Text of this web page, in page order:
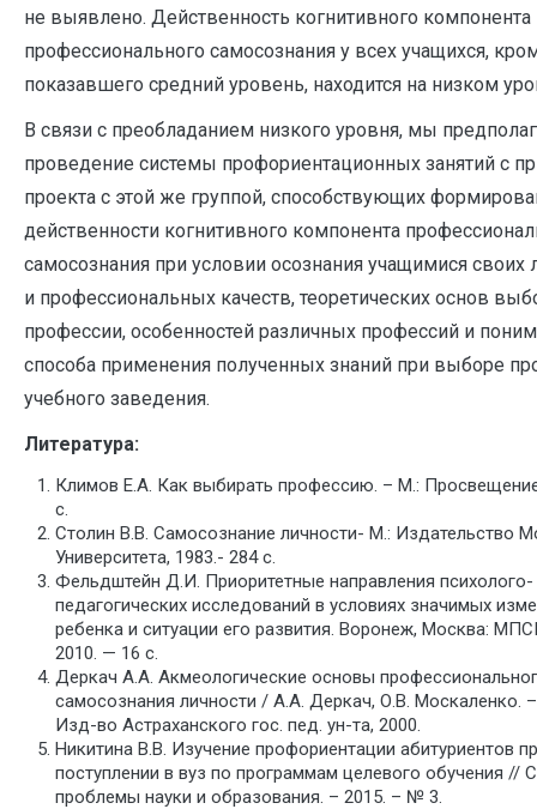
не выявлено. Действенность когнитивного компонента
профессионального самосознания у всех учащихся,
показавшего средний уровень, находится на низком
В связи с преобладанием низкого уровня, мы
проведение системы профориентационных занятий с
проекта с этой же группой, способствующих
действенности когнитивного компонента
самосознания при условии осознания учащимися своих
и профессиональных качеств, теоретических основ
профессии, особенностей различных профессий и
способа применения полученных знаний при выборе
учебного заведения.
Литература:
Климов Е.А. Как выбирать профессию. – М.:
с.
Столин В.В. Самосознание личности- М.: Издательство
Университета, 1983.- 284 с.
Фельдштейн Д.И. Приоритетные направления психолого-
педагогических исследований в условиях значимых
ребенка и ситуации его развития. Воронеж, Москва:
2010. — 16 с.
Деркач А.А. Акмеологические основы
самосознания личности / А.А. Деркач, О.В. Москаленко.
Изд-во Астраханского гос. пед. ун-та, 2000.
Никитина В.В. Изучение профориентации абитуриентов
поступлении в вуз по программам целевого обучения //
проблемы науки и образования. – 2015. – № 3.